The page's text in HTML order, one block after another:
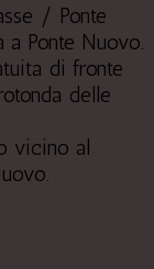
/ Ponte
Ponte Nuovo.
di fronte
delle
vicino al